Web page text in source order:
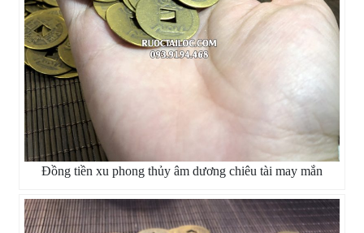
Đồng tiền xu phong thủy âm dương chiêu tài may mắn